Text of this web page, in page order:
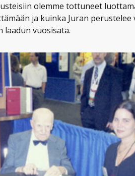
olemme tottuneet
ja kuinka Juran perustelee
laadun vuosisata.